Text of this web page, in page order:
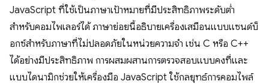
JavaScript ที่ใช้เป็นภาษาเป้าหมายที่มีประสิทธิภาพระดับต่ำ
สำหรับคอมไพเลอร์ได้ ภาษาย่อยนี้อธิบายเครื่องเสมือนแบบแซนด์บ็
อกซ์สำหรับภาษาที่ไม่ปลอดภัยในหน่วยความจำ เช่น C หรือ C++
ได้อย่างมีประสิทธิภาพ การผสมผสานการตรวจสอบแบบคงที่และ
แบบไดนามิกช่วยให้เครื่องมือ JavaScript ใช้กลยุทธ์การคอมไพล์